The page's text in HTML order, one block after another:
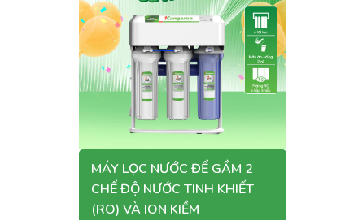
MÁY LỌC NƯỚC ĐỂ GẦM 2
CHẾ ĐỘ NƯỚC TINH KHIẾT
(RO) VÀ ION KIỀM